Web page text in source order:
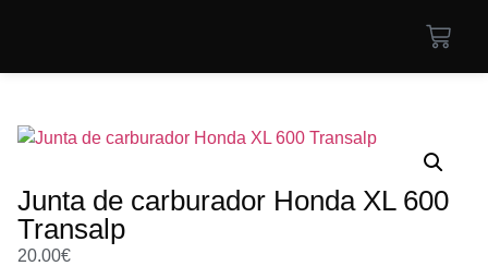
Junta de carburador Honda XL 600
Transalp
20.00€